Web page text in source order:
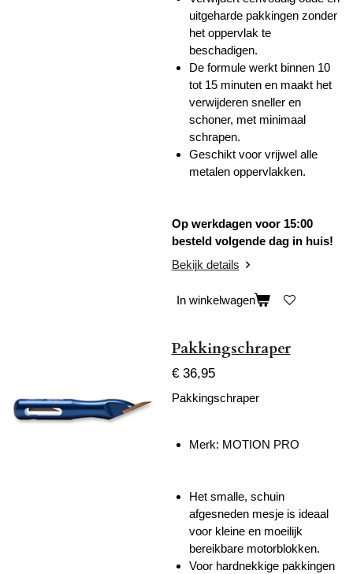
uitgeharde pakkingen zonder
het oppervlak te
beschadigen.
De formule werkt binnen 10
tot 15 minuten en maakt het
verwijderen sneller en
schoner, met minimaal
schrapen.
Geschikt voor vrijwel alle
metalen oppervlakken.
Op werkdagen voor 15:00
besteld volgende dag in huis!
Bekijk details
In winkelwagen
Pakkingschraper
€ 36,95
Pakkingschraper
Merk: MOTION PRO
Het smalle, schuin
afgesneden mesje is ideaal
voor kleine en moeilijk
bereikbare motorblokken.
Voor hardnekkige pakkingen